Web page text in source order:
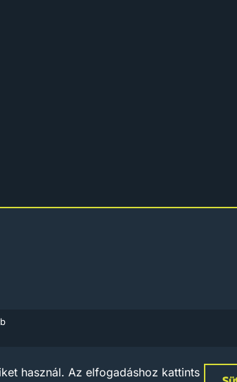
(Az használ. Az elfogadáshoz kattints